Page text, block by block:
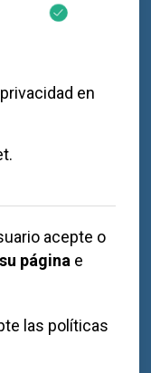
en
.
acepte o
página e
las políticas